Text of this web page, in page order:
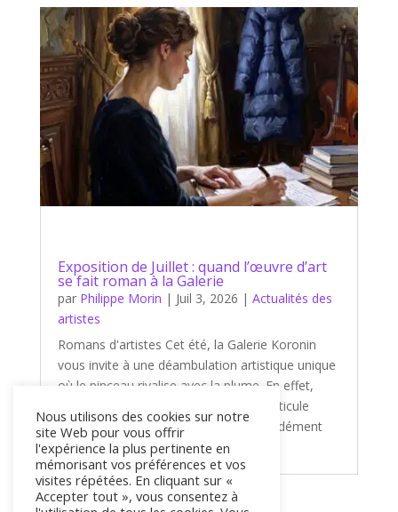
Exposition de Juillet : quand l’œuvre d’art
se fait roman à la Galerie
par Philippe Morin | Juil 3, 2026 | Actualités des
artistes
Romans d'artistes Cet été, la Galerie Koronin
vous invite à une déambulation artistique unique
où le pinceau rivalise avec la plume. En effet,
notre nouvelle exposition de juillet s'articule
autour d'un thème captivant et profondément
littéraire : « Romans d'artistes...
Nous utilisons des cookies sur notre
site Web pour vous offrir
l'expérience la plus pertinente en
mémorisant vos préférences et vos
visites répétées. En cliquant sur «
Accepter tout », vous consentez à